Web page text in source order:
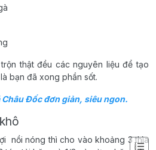
thật đều các nguyên liệu để tạo
bạn đã xong phần sốt.
Châu Đốc đơn giản, siêu ngon.
nồi nóng thì cho vào khoảng 3 thìa